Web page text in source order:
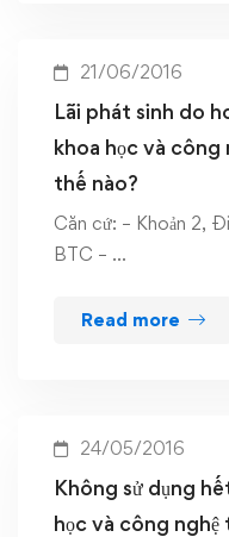
21/06/2016
Lãi phát sinh do
khoa học và công
thế nào?
Căn cứ: – Khoản 2,
BTC – …
Read more
24/05/2016
Không sử dụng
học và công nghệ